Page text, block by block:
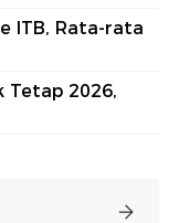
ITB, Rata-rata
Tetap 2026,